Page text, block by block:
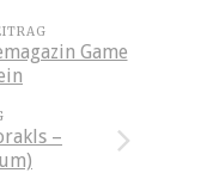
Game
–